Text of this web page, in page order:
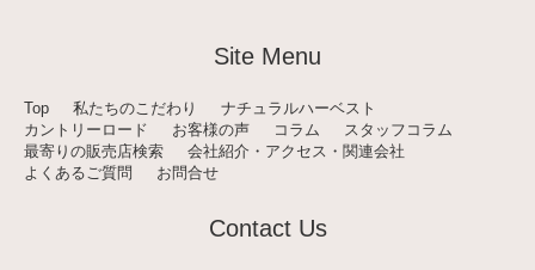
a
m
Site Menu
Top 私たちのこだわり
ナチュラルハーベスト
カントリーロード
お客様の声 コラム
スタッフコラム
最寄りの販売店検索
会社紹介・アクセス・関連会社
よくあるご質問
お問合せ
Contact Us